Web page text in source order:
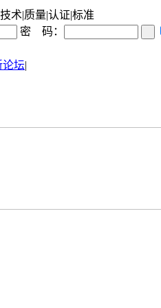
术|质量|认证|标准
密 码：
论坛|